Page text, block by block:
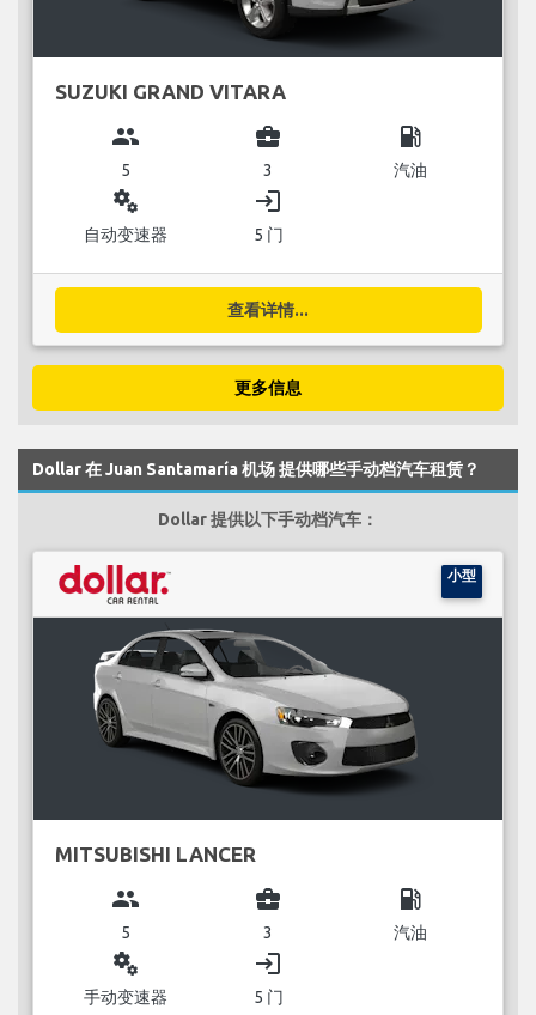
SUZUKI GRAND VITARA
group
5
business_center
3
local_gas_station
汽油
miscellaneous_services
自动变速器
login
5 门
查看详情...
更多信息
Dollar 在 Juan Santamaría 机场 提供哪些手动档汽车租赁？
Dollar 提供以下手动档汽车：
小型
MITSUBISHI LANCER
group
5
business_center
3
local_gas_station
汽油
miscellaneous_services
手动变速器
login
5 门